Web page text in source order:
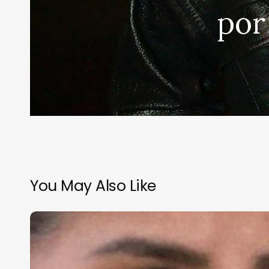
You May Also Like
Isa
Pantoja
tiende